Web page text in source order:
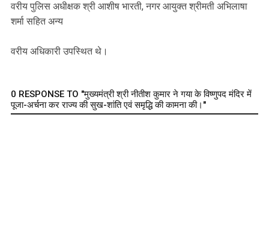
वरीय पुलिस अधीक्षक श्री आशीष भारती, नगर आयुक्त श्रीमती अभिलाषा
शर्मा सहित अन्य
वरीय अधिकारी उपस्थित थे।
0 RESPONSE TO "मुख्यमंत्री श्री नीतीश कुमार ने गया के विष्णुपद मंदिर में
पूजा-अर्चना कर राज्य की सुख-शांति एवं समृद्धि की कामना की।"